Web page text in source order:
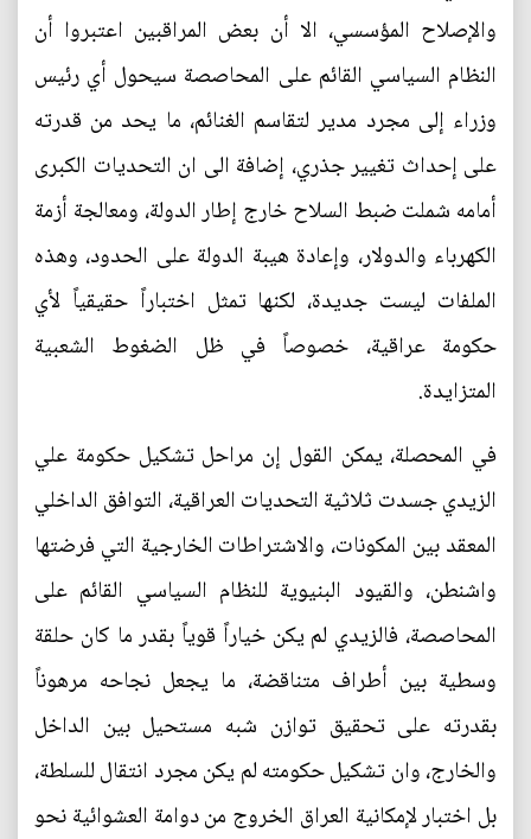
والإصلاح المؤسسي، الا أن بعض المراقبين اعتبروا أن
النظام السياسي القائم على المحاصصة سيحول أي رئيس
وزراء إلى مجرد مدير لتقاسم الغنائم، ما يحد من قدرته
على إحداث تغيير جذري، إضافة الى ان التحديات الكبرى
أمامه شملت ضبط السلاح خارج إطار الدولة، ومعالجة أزمة
الكهرباء والدولار، وإعادة هيبة الدولة على الحدود، وهذه
الملفات ليست جديدة، لكنها تمثل اختباراً حقيقياً لأي
حكومة عراقية، خصوصاً في ظل الضغوط الشعبية
المتزايدة.
في المحصلة، يمكن القول إن مراحل تشكيل حكومة علي
الزيدي جسدت ثلاثية التحديات العراقية، التوافق الداخلي
المعقد بين المكونات، والاشتراطات الخارجية التي فرضتها
واشنطن، والقيود البنيوية للنظام السياسي القائم على
المحاصصة، فالزيدي لم يكن خياراً قوياً بقدر ما كان حلقة
وسطية بين أطراف متناقضة، ما يجعل نجاحه مرهوناً
بقدرته على تحقيق توازن شبه مستحيل بين الداخل
والخارج، وان تشكيل حكومته لم يكن مجرد انتقال للسلطة،
بل اختبار لإمكانية العراق الخروج من دوامة العشوائية نحو